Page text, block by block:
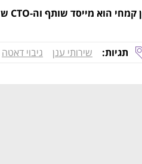
תגיות: שירותי ענן גיבוי דאטה